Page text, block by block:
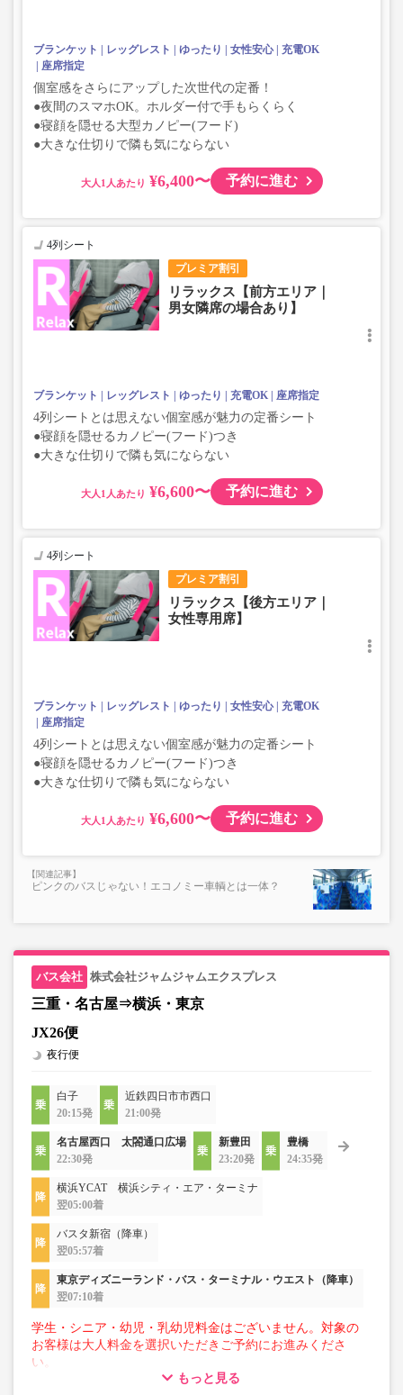
ブランケット レッグレスト ゆったり 女性安心
充電OK
座席指定
個室感をさらにアップした次世代の定番！
●夜間のスマホOK。ホルダー付で手もらくらく
●寝顔を隠せる大型カノピー(フード)
●大きな仕切りで隣も気にならない
大人 ¥6,400〜 予約に進む
プレミア割引
4列シート
リラックス【前方エリア｜
男女隣席の場合あり】
ブランケット レッグレスト ゆったり 充電OK 座席指定
4列シートとは思えない個室感が魅力の定番シート
●寝顔を隠せるカノピー(フード)つき
●大きな仕切りで隣も気にならない
大人 ¥6,600〜 予約に進む
プレミア割引
4列シート
リラックス【後方エリア｜
女性専用席】
ブランケット レッグレスト ゆったり 女性安心
充電OK
座席指定
4列シートとは思えない個室感が魅力の定番シート
●寝顔を隠せるカノピー(フード)つき
●大きな仕切りで隣も気にならない
大人 ¥6,600〜 予約に進む
ピンクのバスじゃない！エコノミー車輌とは一体？
株式会社ジャムジャムエクスプレス
三重・名古屋⇒横浜・東京
JX26便
夜行便
白子
20:15発
近鉄四日市市西口
21:00発
名古屋西口 太閤通口広場
22:30発
新豊田
23:20発
豊橋
24:35発
横浜YCAT 横浜シティ・エア・ターミナ
翌05:00着
バスタ新宿（降車）
翌05:57着
東京ディズニーランド・バス・ターミナル・ウエスト（降車）
翌07:10着
学生・シニア・幼児・乳幼児料金はございません。対象の
お客様は大人料金を選択いただきご予約にお進みくださ
い。
もっと見る